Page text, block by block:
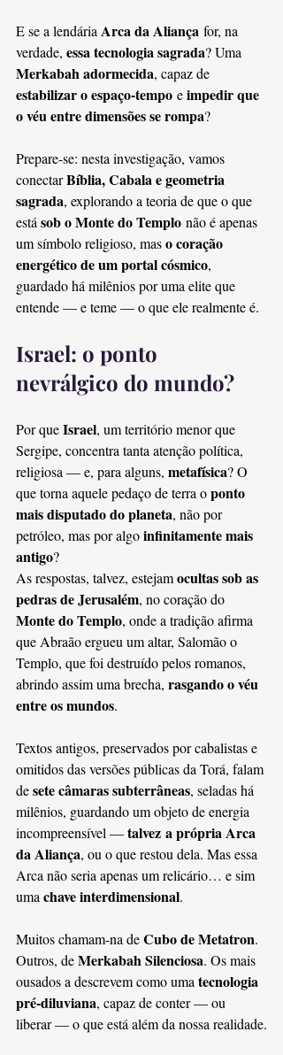
E se a lendária Arca da Aliança for, na
verdade, essa tecnologia sagrada? Uma
Merkabah adormecida, capaz de
estabilizar o espaço-tempo e impedir que
o véu entre dimensões se rompa?
Prepare-se: nesta investigação, vamos
conectar Bíblia, Cabala e geometria
sagrada, explorando a teoria de que o que
está sob o Monte do Templo não é apenas
um símbolo religioso, mas o coração
energético de um portal cósmico,
guardado há milênios por uma elite que
entende — e teme — o que ele realmente é.
Israel: o ponto
nevrálgico do mundo?
Por que Israel, um território menor que
Sergipe, concentra tanta atenção política,
religiosa — e, para alguns, metafísica? O
que torna aquele pedaço de terra o ponto
mais disputado do planeta, não por
petróleo, mas por algo infinitamente mais
antigo?
As respostas, talvez, estejam ocultas sob as
pedras de Jerusalém, no coração do
Monte do Templo, onde a tradição afirma
que Abraão ergueu um altar, Salomão o
Templo, que foi destruído pelos romanos,
abrindo assim uma brecha, rasgando o véu
entre os mundos.
Textos antigos, preservados por cabalistas e
omitidos das versões públicas da Torá, falam
de sete câmaras subterrâneas, seladas há
milênios, guardando um objeto de energia
incompreensível — talvez a própria Arca
da Aliança, ou o que restou dela. Mas essa
Arca não seria apenas um relicário… e sim
uma chave interdimensional.
Muitos chamam-na de Cubo de Metatron.
Outros, de Merkabah Silenciosa. Os mais
ousados a descrevem como uma tecnologia
pré-diluviana, capaz de conter — ou
liberar — o que está além da nossa realidade.